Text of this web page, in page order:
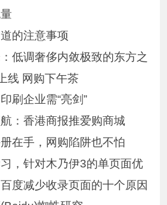
的注意事项
低调奢侈内敛极致的东方之
线 网购下午茶
刷企业需“亮剑”
：香港商报推爱购商城
在手，网购陷阱也不怕
，针对木乃伊3的单页面优
度减少收录页面的十个原因